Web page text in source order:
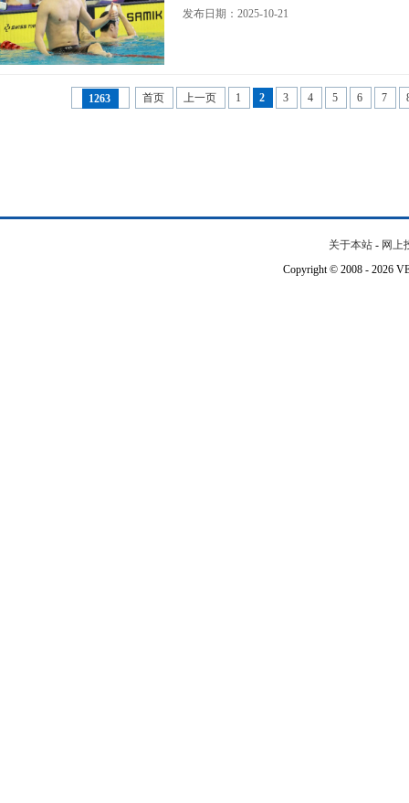
发布日期：2025-10-21
1263 首页 上一页 1 2 3 4 5 6 7
关于本站 - 网上
Copyright © 2008 - 2026